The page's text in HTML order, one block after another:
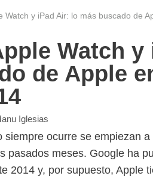
Watch y iPad Air: lo más buscado de
Watch
de Apple
Iglesias
siempre ocurre se empiezan
pasados meses. Google ha
2014 y, por supuesto, Apple